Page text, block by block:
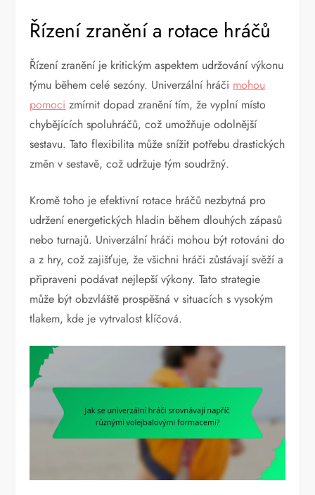
Řízení zranění a rotace hráčů
Řízení zranění je kritickým aspektem udržování výkonu
týmu během celé sezóny. Univerzální hráči mohou
pomoci zmírnit dopad zranění tím, že vyplní místo
chybějících spoluhráčů, což umožňuje odolnější
sestavu. Tato flexibilita může snížit potřebu drastických
změn v sestavě, což udržuje tým soudržný.
Kromě toho je efektivní rotace hráčů nezbytná pro
udržení energetických hladin během dlouhých zápasů
nebo turnajů. Univerzální hráči mohou být rotováni do
a z hry, což zajišťuje, že všichni hráči zůstávají svěží a
připraveni podávat nejlepší výkony. Tato strategie
může být obzvláště prospěšná v situacích s vysokým
tlakem, kde je vytrvalost klíčová.